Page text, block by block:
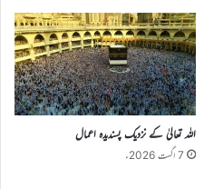
اللہ تعالیٰ کے نزدیک پسندیدہ اعمال
7 اگست 2026ء